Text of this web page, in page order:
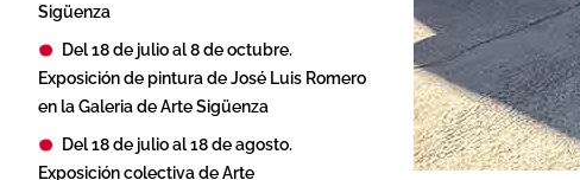
Sigüenza
Del 18 de julio al 8 de octubre.
Exposición de pintura de José Luis Romero
en la Galeria de Arte Sigüenza
Del 18 de julio al 18 de agosto.
Exposición colectiva de Arte